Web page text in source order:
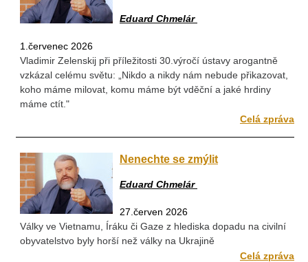
Eduard Chmelár
1.červenec 2026
Vladimir Zelenskij při příležitosti 30.výročí ústavy arogantně
vzkázal celému světu: „Nikdo a nikdy nám nebude přikazovat,
koho máme milovat, komu máme být vděční a jaké hrdiny
máme ctít."
Celá zpráva
Nenechte se zmýlit
Eduard Chmelár
27.červen 2026
Války ve Vietnamu, Íráku či Gaze z hlediska dopadu na civilní
obyvatelstvo byly horší než války na Ukrajině
Celá zpráva